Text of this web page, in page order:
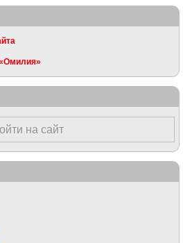
на сайт